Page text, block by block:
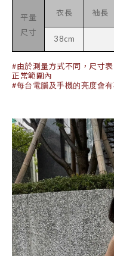
平量
尺寸
衣長 袖長
38cm
#由於測量方式不同，尺寸
正常範圍內
#每台電腦及手機的亮度會